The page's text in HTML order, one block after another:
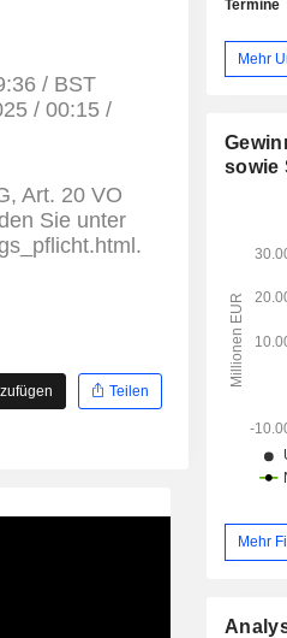
/ BST
/ 00:15 /
Art. 20 VO
Sie unter
Teilen
den
Der
folgt:
Amerika
Naher
Termine
Mehr
sowie
Mehr